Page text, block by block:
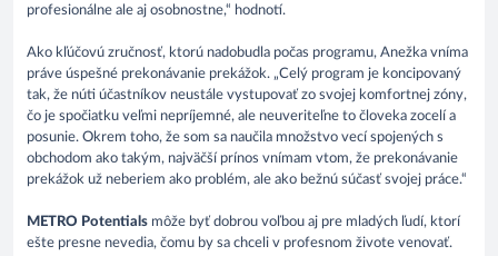
profesionálne ale aj osobnostne,“ hodnotí.
Ako kľúčovú zručnosť, ktorú nadobudla počas programu, Anežka vníma
práve úspešné prekonávanie prekážok. „Celý program je koncipovaný
tak, že núti účastníkov neustále vystupovať zo svojej komfortnej zóny,
čo je spočiatku veľmi nepríjemné, ale neuveriteľne to človeka zocelí a
posunie. Okrem toho, že som sa naučila množstvo vecí spojených s
obchodom ako takým, najväčší prínos vnímam vtom, že prekonávanie
prekážok už neberiem ako problém, ale ako bežnú súčasť svojej práce.“
METRO Potentials môže byť dobrou voľbou aj pre mladých ľudí, ktorí
ešte presne nevedia, čomu by sa chceli v profesnom živote venovať.